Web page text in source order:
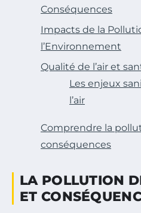
Conséquences
Impacts de la
l’Environnement
Qualité de l’air et
Les enjeux
l’air
Comprendre la
conséquences
LA POLLUTION
ET